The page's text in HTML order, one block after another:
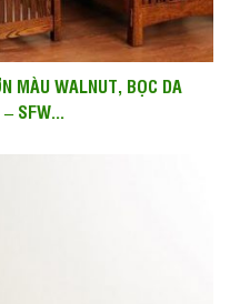
MÀU WALNUT, BỌC DA
– SFW...